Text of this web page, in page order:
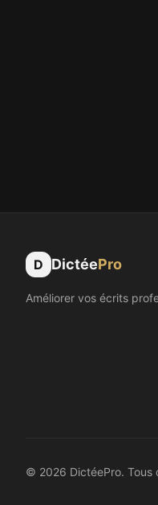
D DictéePro
Améliorer vos écrits
© 2026 DictéePro. Tous